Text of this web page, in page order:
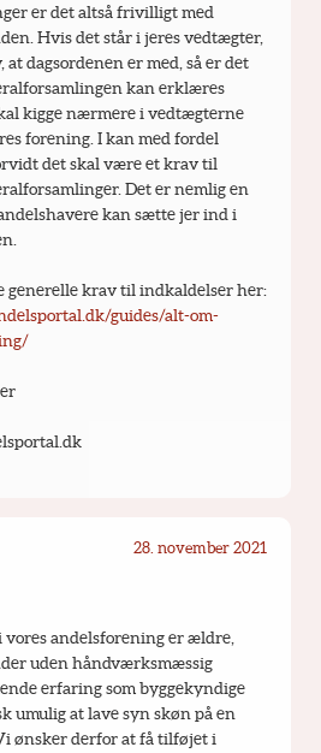
er det altså frivilligt med
Hvis det står i jeres vedtægter,
at dagsordenen er med, så er det
kan erklæres
kigge nærmere i vedtægterne
forening. I kan med fordel
det skal være et krav til
Det er nemlig en
kan sætte jer ind i
Læs mere om de generelle krav til indkaldelser her:
guides/alt-om-
28. november 2021
vores andelsforening er ældre,
uden håndværksmæssig
erfaring som byggekyndige
umulig at lave syn skøn på en
ønsker derfor at få tilføjet i